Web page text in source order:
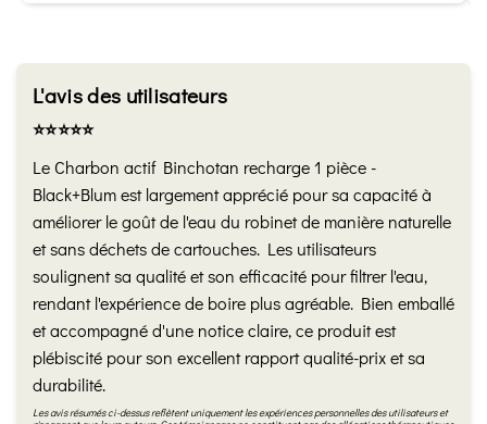
L'avis des utilisateurs
⭐️⭐️⭐️⭐️⭐️
Le Charbon actif Binchotan recharge 1 pièce -
Black+Blum est largement apprécié pour sa capacité à
améliorer le goût de l'eau du robinet de manière naturelle
et sans déchets de cartouches. Les utilisateurs
soulignent sa qualité et son efficacité pour filtrer l'eau,
rendant l'expérience de boire plus agréable. Bien emballé
et accompagné d'une notice claire, ce produit est
plébiscité pour son excellent rapport qualité-prix et sa
durabilité.
Les avis résumés ci-dessus reflètent uniquement les expériences personnelles des utilisateurs et